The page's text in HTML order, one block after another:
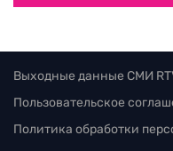
Выходные данные СМИ
Пользовательское
Политика обработки